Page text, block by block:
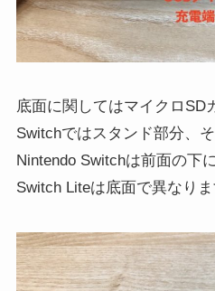
底面に関してはマイクロSD
Switchではスタンド部分、
Nintendo Switchは前面の下
Switch Liteは底面で異なりま